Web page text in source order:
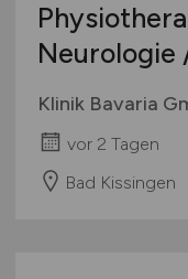
Neurologie
Klinik Bavaria
vor 2 Tagen
Bad Kissingen